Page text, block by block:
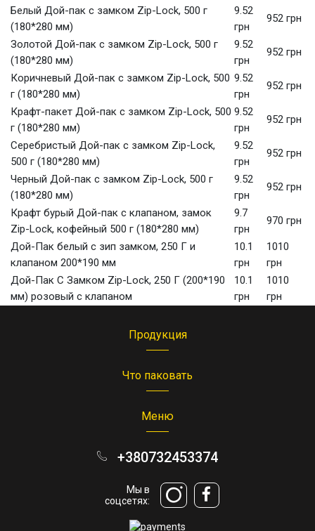
Белый Дой-пак с замком Zip-Lock, 500 г
(180*280 мм)
9.52
грн
952 грн
Золотой Дой-пак с замком Zip-Lock, 500 г
(180*280 мм)
9.52
грн
952 грн
Коричневый Дой-пак с замком Zip-Lock, 500
г (180*280 мм)
9.52
грн
952 грн
Крафт-пакет Дой-пак с замком Zip-Lock, 500
г (180*280 мм)
9.52
грн
952 грн
Серебристый Дой-пак с замком Zip-Lock,
500 г (180*280 мм)
9.52
грн
952 грн
Черный Дой-пак с замком Zip-Lock, 500 г
(180*280 мм)
9.52
грн
952 грн
Крафт бурый Дой-пак с клапаном, замок
Zip-Lock, кофейный 500 г (180*280 мм)
9.7
грн
970 грн
Дой-Пак белый с зип замком, 250 Г и
клапаном 200*190 мм
10.1
грн
1010
грн
Дой-Пак С Замком Zip-Lock, 250 Г (200*190
мм) розовый с клапаном
10.1
грн
1010
грн
Продукция
Что паковать
Меню
+380732453374
Мы в
соцсетях: